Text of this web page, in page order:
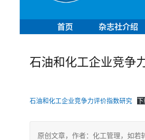
首页 杂志社介绍
石油和化工企业竞争
石油和化工企业竞争力评价指数研究 下
原创文章，作者：化工管理，如